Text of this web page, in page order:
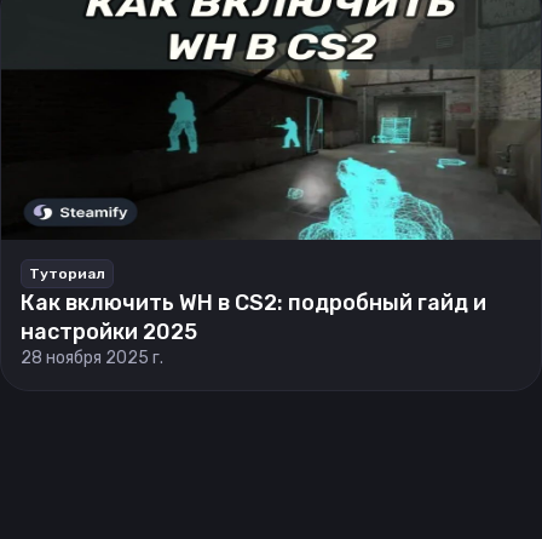
Туториал
Как включить WH в CS2: подробный гайд и
настройки 2025
28 ноября 2025 г.